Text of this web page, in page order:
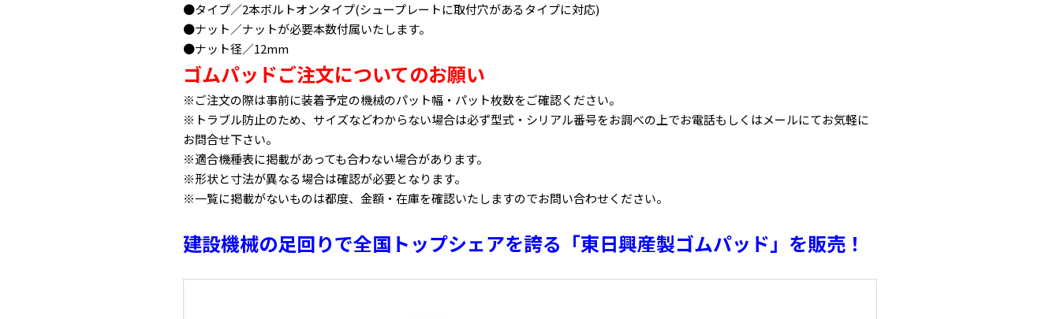
●タイプ／2本ボルトオンタイプ(シュープレートに取付穴があるタイプに対応)
●ナット／ナットが必要本数付属いたします。
●ナット径／12mm
ゴムパッドご注文についてのお願い
※ご注文の際は事前に装着予定の機械のパット幅・パット枚数をご確認ください。
※トラブル防止のため、サイズなどわからない場合は必ず型式・シリアル番号をお調べの上でお電話もしくはメールにてお気軽に
お問合せ下さい。
※適合機種表に掲載があっても合わない場合があります。
※形状と寸法が異なる場合は確認が必要となります。
※一覧に掲載がないものは都度、金額・在庫を確認いたしますのでお問い合わせください。
建設機械の足回りで全国トップシェアを誇る「東日興産製ゴムパッド」を販売！